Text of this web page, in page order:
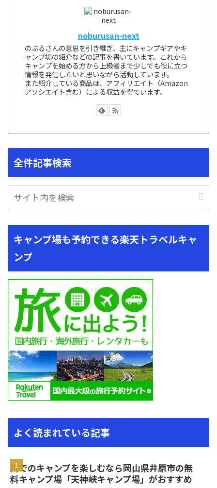
noburusan-next
のぶるさんの意思を引き継ぎ、主にキャンプギアやキ
ャンプ場の紹介などの記事を書いています。これから
キャンプを始める方から上級者まで少しでも役に立つ
情報を発信したいと思いながら活動しています。
また紹介している商品は、アフィリエイト（Amazon
アソシエイト含む）による収益を得ています。
全件記事検索
キャンプ場も予約できる楽天トラベルキャ
ンプ
よく読まれている記事
川でのキャンプを楽しむなら岡山県井原市の無
料キャンプ場「天神峡キャンプ場」がおすすめ